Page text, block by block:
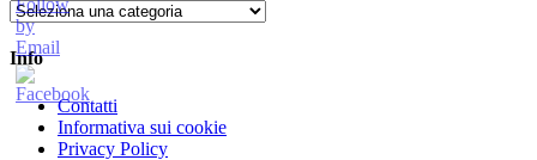
Categorie
Info
Contatti
Informativa sui cookie
Privacy Policy